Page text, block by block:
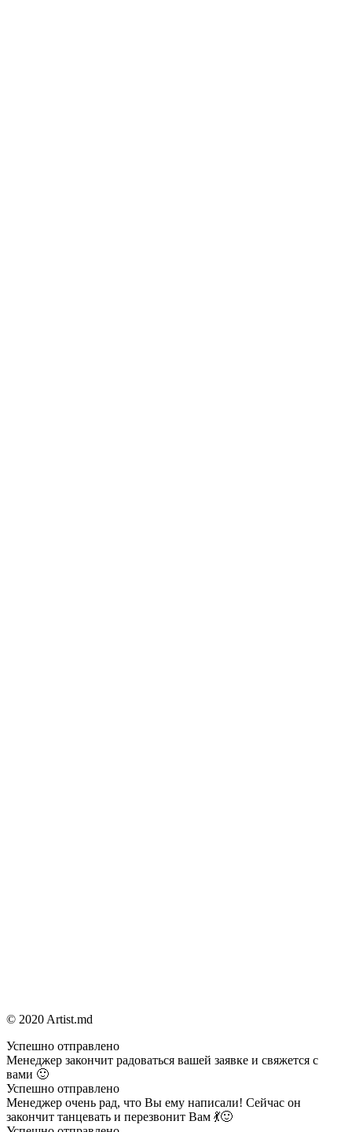
© 2020 Artist.md
Успешно отправлено
Менеджер закончит радоваться вашей заявке и свяжется с
вами 🙂
Успешно отправлено
Менеджер очень рад, что Вы ему написали! Сейчас он
закончит танцевать и перезвонит Вам 💃🙂